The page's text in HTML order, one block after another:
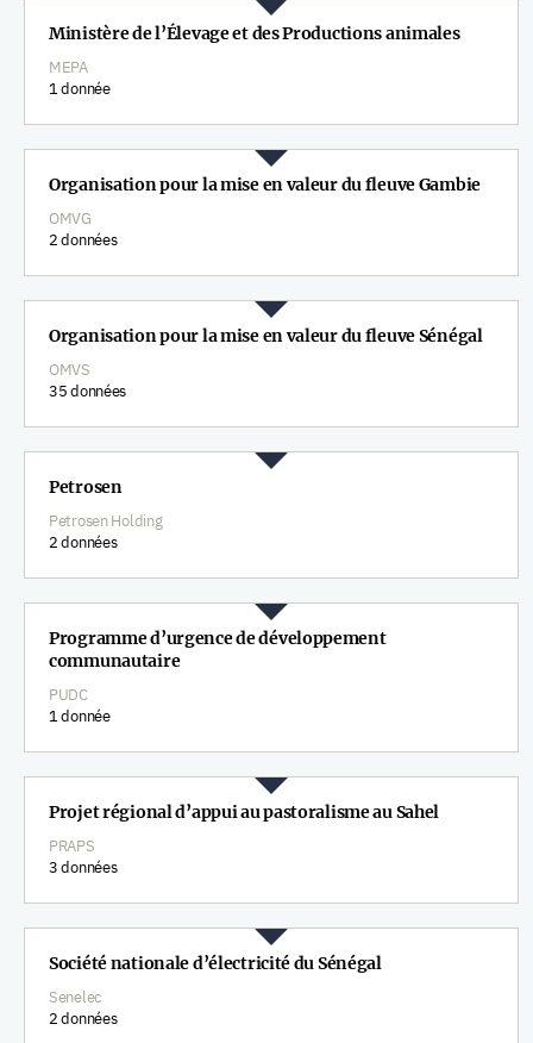
Ministère de l’Élevage et des Productions animales
MEPA
1 donnée
Organisation pour la mise en valeur du fleuve Gambie
OMVG
2 données
Organisation pour la mise en valeur du fleuve Sénégal
OMVS
35 données
Petrosen
Petrosen Holding
2 données
Programme d’urgence de développement
communautaire
PUDC
1 donnée
Projet régional d’appui au pastoralisme au Sahel
PRAPS
3 données
Société nationale d’électricité du Sénégal
Senelec
2 données